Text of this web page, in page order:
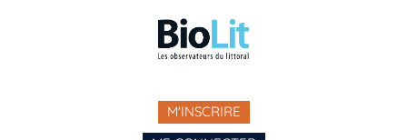
M'INSCRIRE